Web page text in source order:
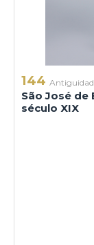
144
São José de
século XIX